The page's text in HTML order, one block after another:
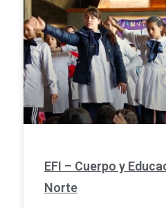
EFI – Cuerpo y
Norte